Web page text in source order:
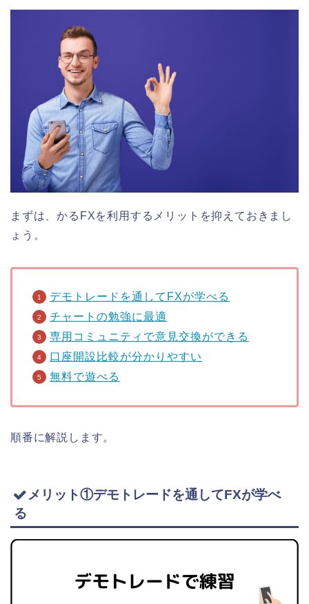
まずは、かるFXを利用するメリットを抑えておきまし
ょう。
デモトレードを通してFXが学べる
チャートの勉強に最適
専用コミュニティで意見交換ができる
口座開設比較が分かりやすい
無料で遊べる
順番に解説します。
メリット①デモトレードを通してFXが学べ
る